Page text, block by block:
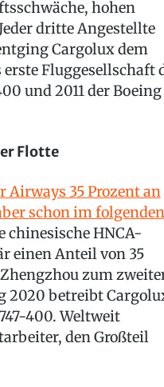
hohen
dritte Angestellte
Cargolux dem
erste Fluggesellschaft
und 2011 der Boeing
Flotte
Airways 35 Prozent an
schon im folgenden
chinesische HNCA-
einen Anteil von 35
zum
2020 betreibt
400. Weltweit
den Großteil